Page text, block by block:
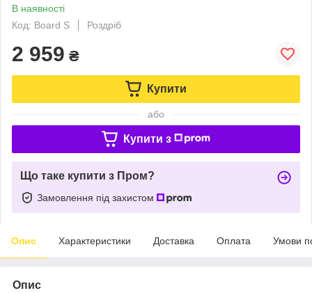
В наявності
Код: Board S
Роздріб
2 959 ₴
Купити
або
Купити з
Що таке купити з Пром?
Замовлення під захистом
Опис Характеристики Доставка Оплата Умови
Опис